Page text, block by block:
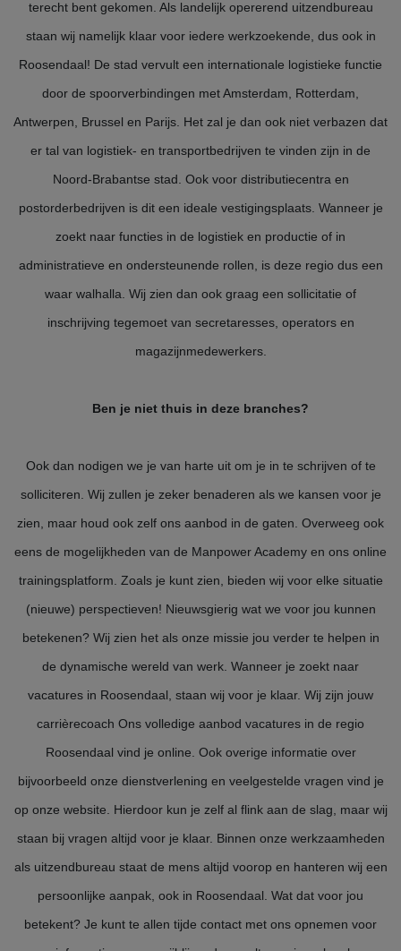
terecht bent gekomen. Als landelijk opererend uitzendbureau
staan wij namelijk klaar voor iedere werkzoekende, dus ook in
Roosendaal! De stad vervult een internationale logistieke functie
door de spoorverbindingen met Amsterdam, Rotterdam,
Antwerpen, Brussel en Parijs. Het zal je dan ook niet verbazen dat
er tal van logistiek- en transportbedrijven te vinden zijn in de
Noord-Brabantse stad. Ook voor distributiecentra en
postorderbedrijven is dit een ideale vestigingsplaats. Wanneer je
zoekt naar functies in de logistiek en productie of in
administratieve en ondersteunende rollen, is deze regio dus een
waar walhalla. Wij zien dan ook graag een sollicitatie of
inschrijving tegemoet van secretaresses, operators en
magazijnmedewerkers.
Ben je niet thuis in deze branches?
Ook dan nodigen we je van harte uit om je in te schrijven of te
solliciteren. Wij zullen je zeker benaderen als we kansen voor je
zien, maar houd ook zelf ons aanbod in de gaten. Overweeg ook
eens de mogelijkheden van de Manpower Academy en ons online
trainingsplatform. Zoals je kunt zien, bieden wij voor elke situatie
(nieuwe) perspectieven! Nieuwsgierig wat we voor jou kunnen
betekenen? Wij zien het als onze missie jou verder te helpen in
de dynamische wereld van werk. Wanneer je zoekt naar
vacatures in Roosendaal, staan wij voor je klaar. Wij zijn jouw
carrièrecoach Ons volledige aanbod vacatures in de regio
Roosendaal vind je online. Ook overige informatie over
bijvoorbeeld onze dienstverlening en veelgestelde vragen vind je
op onze website. Hierdoor kun je zelf al flink aan de slag, maar wij
staan bij vragen altijd voor je klaar. Binnen onze werkzaamheden
als uitzendbureau staat de mens altijd voorop en hanteren wij een
persoonlijke aanpak, ook in Roosendaal. Wat dat voor jou
betekent? Je kunt te allen tijde contact met ons opnemen voor